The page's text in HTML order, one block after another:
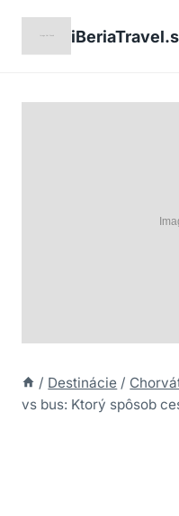
/ Destinácie /
vs bus: Ktorý spôsob